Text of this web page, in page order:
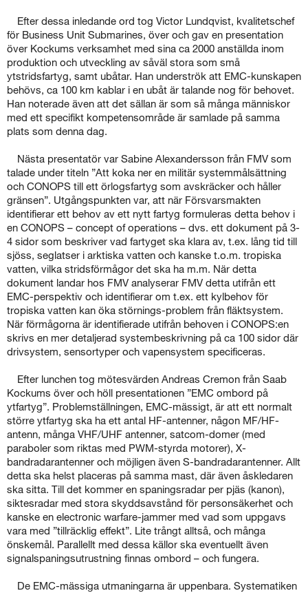
Efter dessa inledande ord tog Victor Lundqvist, kvalitetschef
för Business Unit Submarines, över och gav en presentation
över Kockums verksamhet med sina ca 2000 anställda inom
produktion och utveckling av såväl stora som små
ytstridsfartyg, samt ubåtar. Han underströk att EMC-kunskapen
behövs, ca 100 km kablar i en ubåt är talande nog för behovet.
Han noterade även att det sällan är som så många människor
med ett specifikt kompetensområde är samlade på samma
plats som denna dag.
Nästa presentatör var Sabine Alexandersson från FMV som
talade under titeln ”Att koka ner en militär systemmålsättning
och CONOPS till ett örlogsfartyg som avskräcker och håller
gränsen”. Utgångspunkten var, att när Försvarsmakten
identifierar ett behov av ett nytt fartyg formuleras detta behov i
en CONOPS – concept of operations – dvs. ett dokument på 3-
4 sidor som beskriver vad fartyget ska klara av, t.ex. lång tid till
sjöss, seglatser i arktiska vatten och kanske t.o.m. tropiska
vatten, vilka stridsförmågor det ska ha m.m. När detta
dokument landar hos FMV analyserar FMV detta utifrån ett
EMC-perspektiv och identifierar om t.ex. ett kylbehov för
tropiska vatten kan öka störnings-problem från fläktsystem.
När förmågorna är identifierade utifrån behoven i CONOPS:en
skrivs en mer detaljerad systembeskrivning på ca 100 sidor där
drivsystem, sensortyper och vapensystem specificeras.
Efter lunchen tog mötesvärden Andreas Cremon från Saab
Kockums över och höll presentationen ”EMC ombord på
ytfartyg”. Problemställningen, EMC-mässigt, är att ett normalt
större ytfartyg ska ha ett antal HF-antenner, någon MF/HF-
antenn, många VHF/UHF antenner, satcom-domer (med
paraboler som riktas med PWM-styrda motorer), X-
bandradarantenner och möjligen även S-bandradarantenner. Allt
detta ska helst placeras på samma mast, där även åskledaren
ska sitta. Till det kommer en spaningsradar per pjäs (kanon),
siktesradar med stora skyddsavstånd för personsäkerhet och
kanske en electronic warfare-jammer med vad som uppgavs
vara med ”tillräcklig effekt”. Lite trångt alltså, och många
önskemål. Parallellt med dessa källor ska eventuellt även
signalspaningsutrustning finnas ombord – och fungera.
De EMC-mässiga utmaningarna är uppenbara. Systematiken